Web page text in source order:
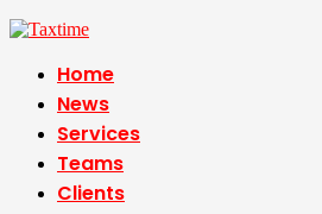
Home
News
Services
Teams
Clients